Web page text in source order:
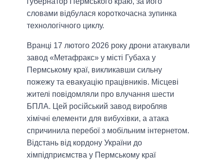
словами відбулася короткочасна зупинка
технологічного циклу.
Вранці 17 лютого 2026 року дрони атакували
завод «Метафракс» у місті Губаха у
Пермському краї, викликавши сильну
пожежу та евакуацію працівників. Місцеві
жителі повідомляли про влучання шести
БПЛА. Цей російський завод виробляв
хімічні елементи для вибухівки, а атака
спричинила перебої з мобільним інтернетом.
Відстань від кордону України до
хімпідприємства у Пермському краї